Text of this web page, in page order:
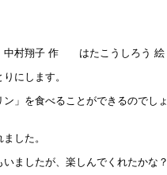
会二次案内
会一次案内
中村翔子 作 はたこうしろう 絵
にします。
」を食べることができるのでしょ
した。
ましたが、楽しんでくれたかな？